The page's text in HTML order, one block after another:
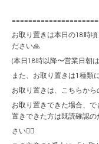
お取り置きは本日の18時
ださい🙏
(本日18時以降〜営業日朝
また、お取り置きは1種類
お取り置きは、こちらから
お取り置きできた場合、
置きできた方は既読確認
さい🙇‍♀️